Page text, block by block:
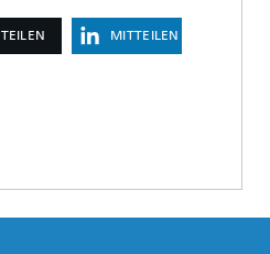
TEILEN MITTEILEN